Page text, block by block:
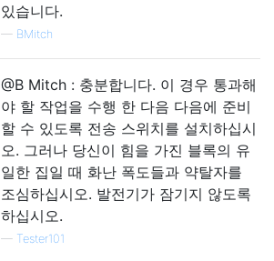
있습니다.
— BMitch
@B Mitch : 충분합니다. 이 경우 통과해
야 할 작업을 수행 한 다음 다음에 준비
할 수 있도록 전송 스위치를 설치하십시
오. 그러나 당신이 힘을 가진 블록의 유
일한 집일 때 화난 폭도들과 약탈자를
조심하십시오. 발전기가 잠기지 않도록
하십시오.
— Tester101